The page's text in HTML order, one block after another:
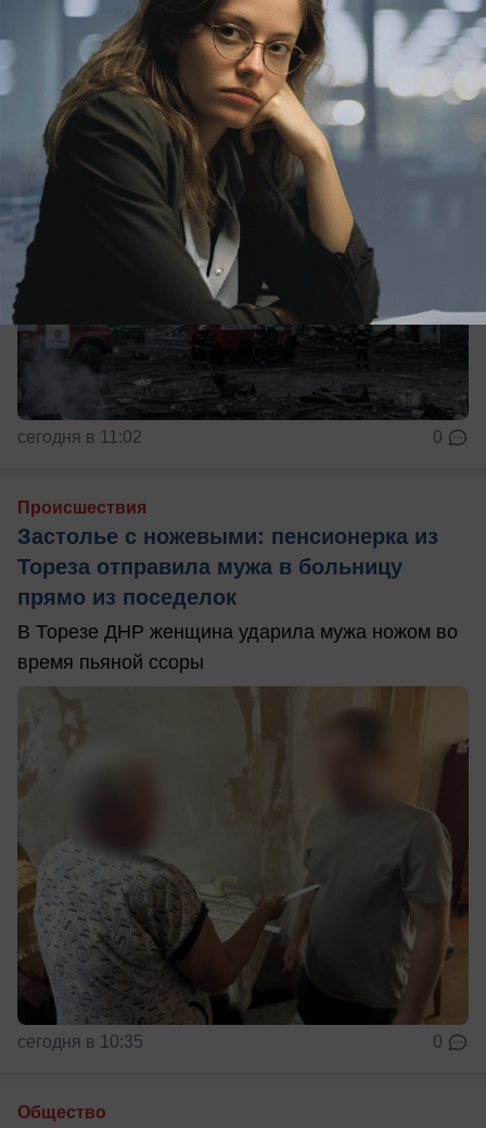
В Горловке ВСУ атаковали предприятие
ВСУ нанесли удар по предприятию в Горловке
сегодня в 11:02 0
Происшествия
Застолье с ножевыми: пенсионерка из
Тореза отправила мужа в больницу
прямо из поседелок
В Торезе ДНР женщина ударила мужа ножом во
время пьяной ссоры
сегодня в 10:35 0
Общество